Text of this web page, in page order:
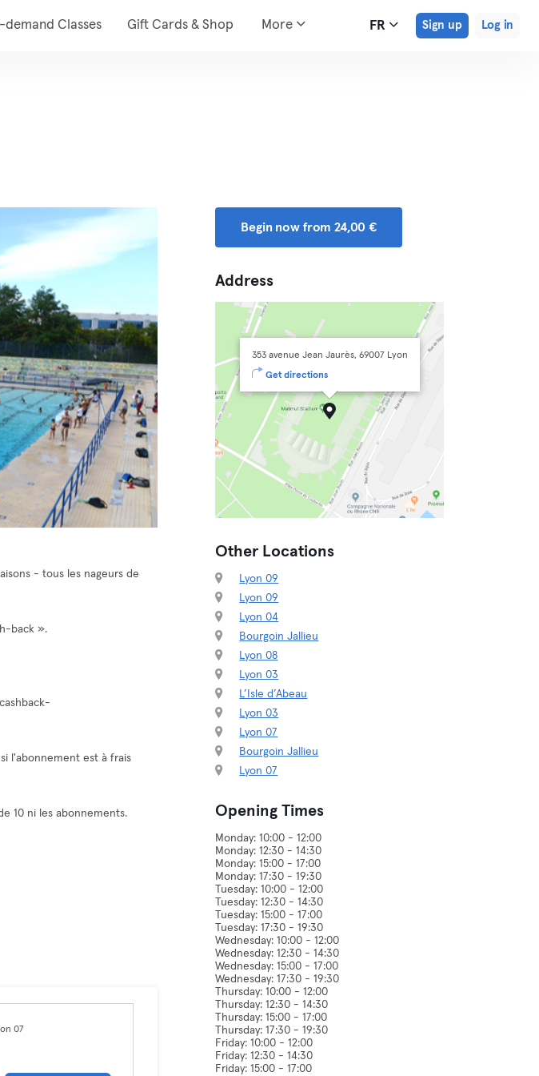
demand Classes Gift Cards & Shop More FR Sign up Log in
- tous les nageurs de
back ».
cashback-
l'abonnement est à frais
10 ni les abonnements.
07
Begin now from 24,00 €
Address
353 avenue Jean Jaurès, 69007 Lyon
Get directions
Other Locations
Lyon 09
Lyon 09
Lyon 04
Bourgoin Jallieu
Lyon 08
Lyon 03
L’Isle d’Abeau
Lyon 03
Lyon 07
Bourgoin Jallieu
Lyon 07
Opening Times
Monday: 10:00 - 12:00
Monday: 12:30 - 14:30
Monday: 15:00 - 17:00
Monday: 17:30 - 19:30
Tuesday: 10:00 - 12:00
Tuesday: 12:30 - 14:30
Tuesday: 15:00 - 17:00
Tuesday: 17:30 - 19:30
Wednesday: 10:00 - 12:00
Wednesday: 12:30 - 14:30
Wednesday: 15:00 - 17:00
Wednesday: 17:30 - 19:30
Thursday: 10:00 - 12:00
Thursday: 12:30 - 14:30
Thursday: 15:00 - 17:00
Thursday: 17:30 - 19:30
Friday: 10:00 - 12:00
Friday: 12:30 - 14:30
Friday: 15:00 - 17:00